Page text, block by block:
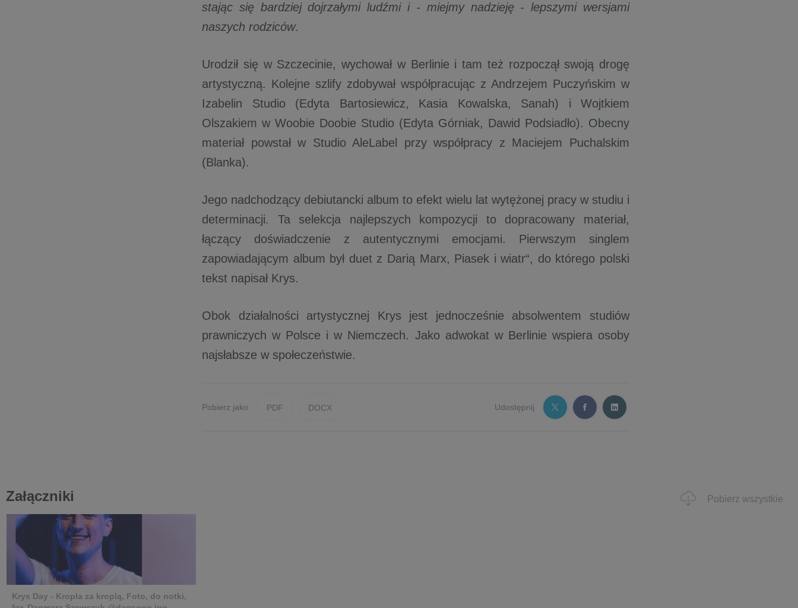
stając się bardziej dojrzałymi ludźmi i - miejmy nadzieję - lepszymi wersjami
naszych rodziców.
Urodził się w Szczecinie, wychował w Berlinie i tam też rozpoczął swoją drogę
artystyczną. Kolejne szlify zdobywał współpracując z Andrzejem Puczyńskim w
Izabelin Studio (Edyta Bartosiewicz, Kasia Kowalska, Sanah) i Wojtkiem
Olszakiem w Woobie Doobie Studio (Edyta Górniak, Dawid Podsiadło). Obecny
materiał powstał w Studio AleLabel przy współpracy z Maciejem Puchalskim
(Blanka).
Jego nadchodzący debiutancki album to efekt wielu lat wytężonej pracy w studiu i
determinacji. Ta selekcja najlepszych kompozycji to dopracowany materiał,
łączący doświadczenie z autentycznymi emocjami. Pierwszym singlem
zapowiadającym album był duet z Darią Marx, Piasek i wiatr“, do którego polski
tekst napisał Krys.
Obok działalności artystycznej Krys jest jednocześnie absolwentem studiów
prawniczych w Polsce i w Niemczech. Jako adwokat w Berlinie wspiera osoby
najsłabsze w społeczeństwie.
Pobierz jako PDF DOCX Udostępnij
Załączniki Pobierz wszystkie
Krys Day - Kropla za kroplą, Foto, do notki,